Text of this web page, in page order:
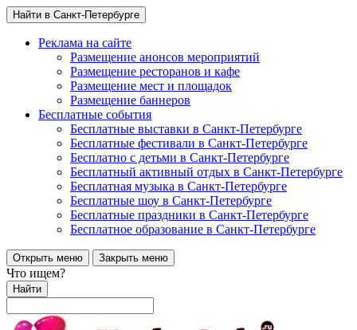
Найти в Санкт-Петербурге
Реклама на сайте
Размещение анонсов мероприятий
Размещение ресторанов и кафе
Размещение мест и площадок
Размещение баннеров
Бесплатные события
Бесплатные выставки в Санкт-Петербурге
Бесплатные фестивали в Санкт-Петербурге
Бесплатно с детьми в Санкт-Петербурге
Бесплатный активный отдых в Санкт-Петербурге
Бесплатная музыка в Санкт-Петербурге
Бесплатные шоу в Санкт-Петербурге
Бесплатные праздники в Санкт-Петербурге
Бесплатное образование в Санкт-Петербурге
Открыть меню Закрыть меню
Что ищем?
Найти